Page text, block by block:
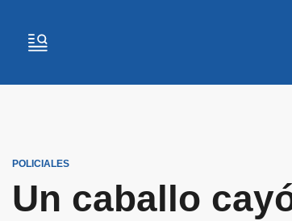
POLICIALES
Un caballo